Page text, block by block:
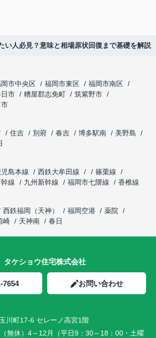
い人必見？意味と相場原状回復まで基礎を解説
市中央区 福岡市東区
福岡市南区
市 糟屋郡志免町
筑紫野市
住吉 別府 春吉 博多駅南
美野島
児島本線 西鉄大牟田線
篠栗線
線 九州新幹線 福岡市七隈線
香椎線
西鉄福岡（天神） 福岡空港
薬院
崎 天神南 春日
タケショウ住宅株式会社
7654 お問い合わせ
川町17-6 セレーノ高宮1階
無休）4～12月（平日9：30～18：00・土曜